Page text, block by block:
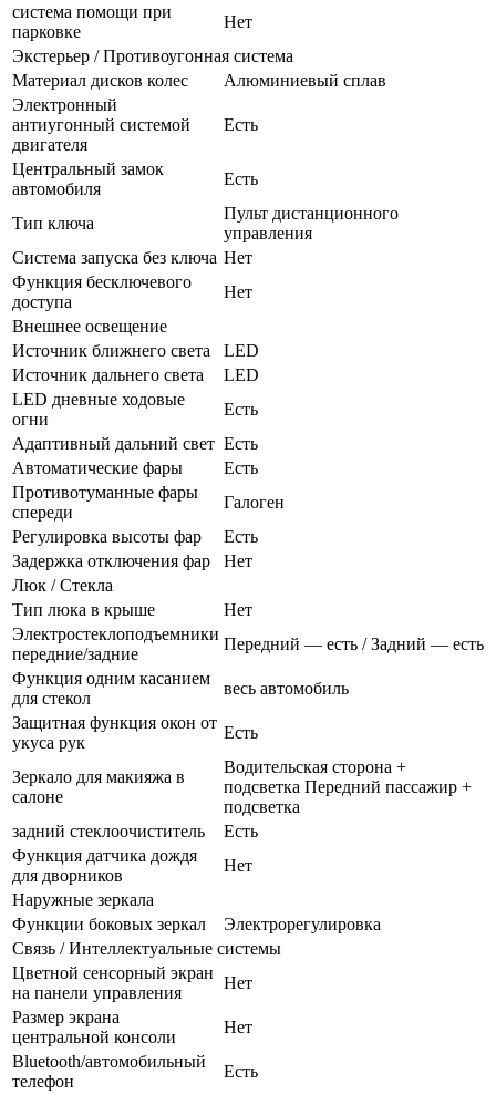
система помощи при
парковке
Нет
Экстерьер / Противоугонная система
Материал дисков колес
Алюминиевый сплав
Электронный
антиугонный системой
двигателя
Есть
Центральный замок
автомобиля
Есть
Тип ключа
Пульт дистанционного
управления
Система запуска без ключа Нет
Функция бесключевого
доступа
Нет
Внешнее освещение
Источник ближнего света
LED
Источник дальнего света
LED
LED дневные ходовые
огни
Есть
Адаптивный дальний свет Есть
Автоматические фары
Есть
Противотуманные фары
спереди
Галоген
Регулировка высоты фар
Есть
Задержка отключения фар
Нет
Люк / Стекла
Тип люка в крыше
Нет
Электростеклоподъемники
передние/задние
Передний — есть / Задний — есть
Функция одним касанием
для стекол
весь автомобиль
Защитная функция окон от
укуса рук
Есть
Зеркало для макияжа в
салоне
Водительская сторона +
подсветка Передний пассажир +
подсветка
задний стеклоочиститель
Есть
Функция датчика дождя
для дворников
Нет
Наружные зеркала
Функции боковых зеркал
Электрорегулировка
Связь / Интеллектуальные системы
Цветной сенсорный экран
на панели управления
Нет
Размер экрана
центральной консоли
Нет
Bluetooth/автомобильный
телефон
Есть